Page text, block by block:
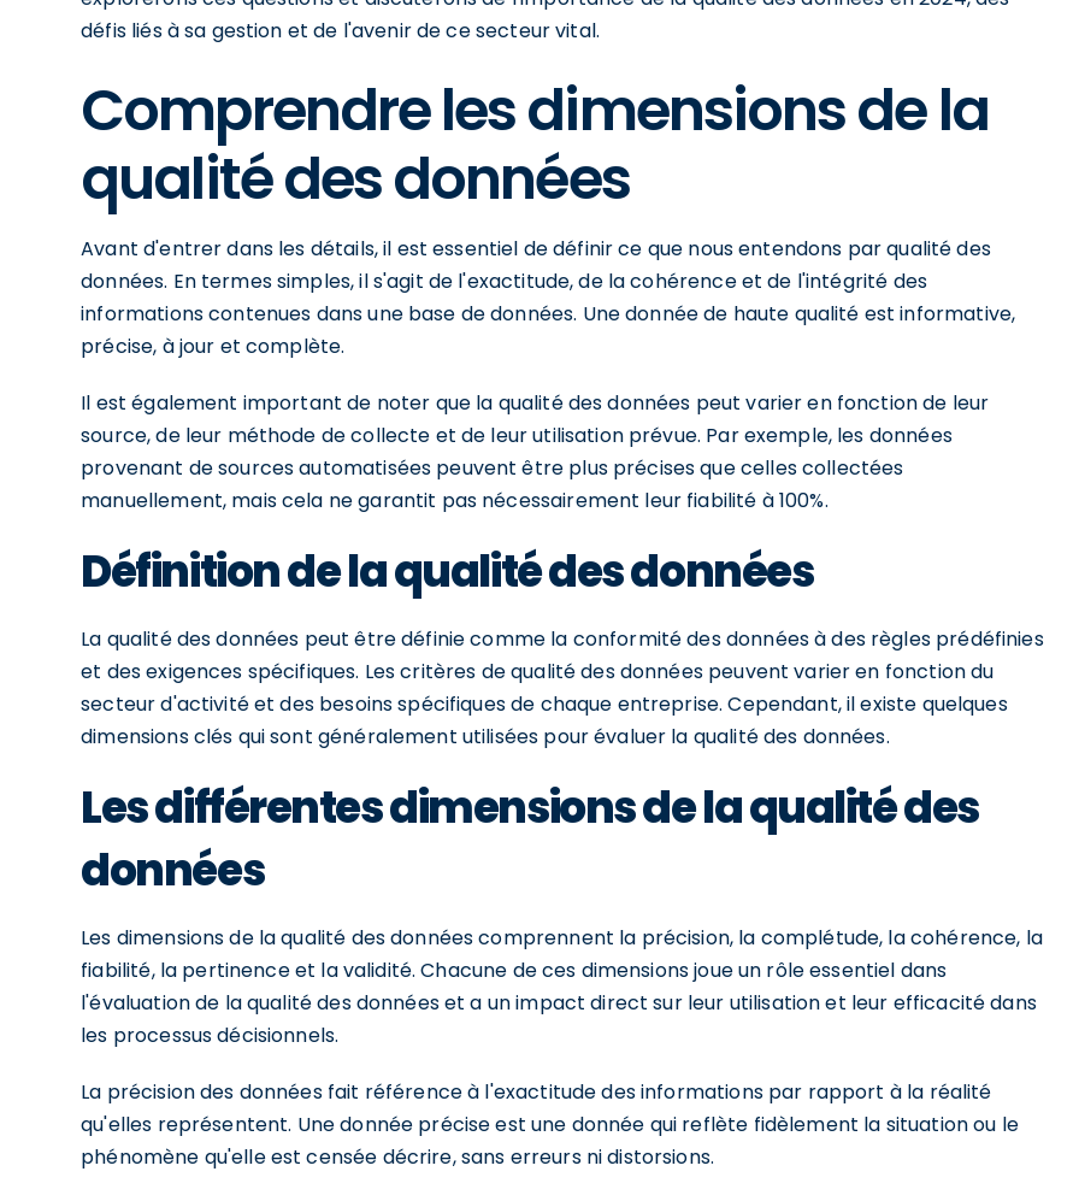
défis liés à sa gestion et de l'avenir de ce secteur vital.
Comprendre les dimensions de la
qualité des données
Avant d'entrer dans les détails, il est essentiel de définir ce que nous entendons par qualité des
données. En termes simples, il s'agit de l'exactitude, de la cohérence et de l'intégrité des
informations contenues dans une base de données. Une donnée de haute qualité est informative,
précise, à jour et complète.
Il est également important de noter que la qualité des données peut varier en fonction de leur
source, de leur méthode de collecte et de leur utilisation prévue. Par exemple, les données
provenant de sources automatisées peuvent être plus précises que celles collectées
manuellement, mais cela ne garantit pas nécessairement leur fiabilité à 100%.
Définition de la qualité des données
La qualité des données peut être définie comme la conformité des données à des règles prédéfinies
et des exigences spécifiques. Les critères de qualité des données peuvent varier en fonction du
secteur d'activité et des besoins spécifiques de chaque entreprise. Cependant, il existe quelques
dimensions clés qui sont généralement utilisées pour évaluer la qualité des données.
Les différentes dimensions de la qualité des
données
Les dimensions de la qualité des données comprennent la précision, la complétude, la cohérence, la
fiabilité, la pertinence et la validité. Chacune de ces dimensions joue un rôle essentiel dans
l'évaluation de la qualité des données et a un impact direct sur leur utilisation et leur efficacité dans
les processus décisionnels.
La précision des données fait référence à l'exactitude des informations par rapport à la réalité
qu'elles représentent. Une donnée précise est une donnée qui reflète fidèlement la situation ou le
phénomène qu'elle est censée décrire, sans erreurs ni distorsions.